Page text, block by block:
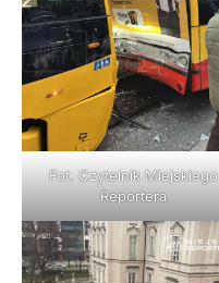
Fot. Czytelnik Miejskiego
Reportera